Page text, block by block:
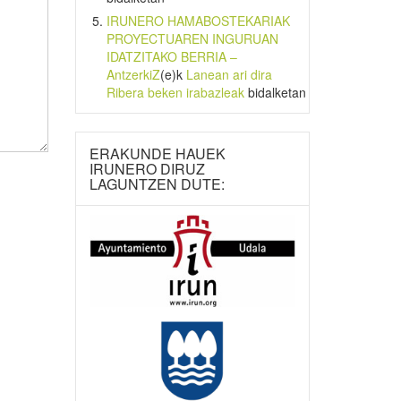
IRUNERO HAMABOSTEKARIAK
PROYECTUAREN INGURUAN
IDATZITAKO BERRIA –
AntzerkiZ(e)k Lanean ari dira
Ribera beken irabazleakbidalketan
ERAKUNDE HAUEK
IRUNERO DIRUZ
LAGUNTZEN DUTE: